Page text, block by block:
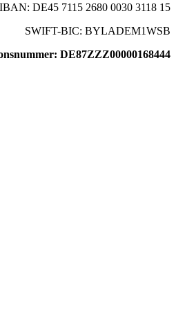
IBAN: DE45 7115 2680 0030 3118 15
SWIFT-BIC: BYLADEM1WSB
DE87ZZZ00000168444